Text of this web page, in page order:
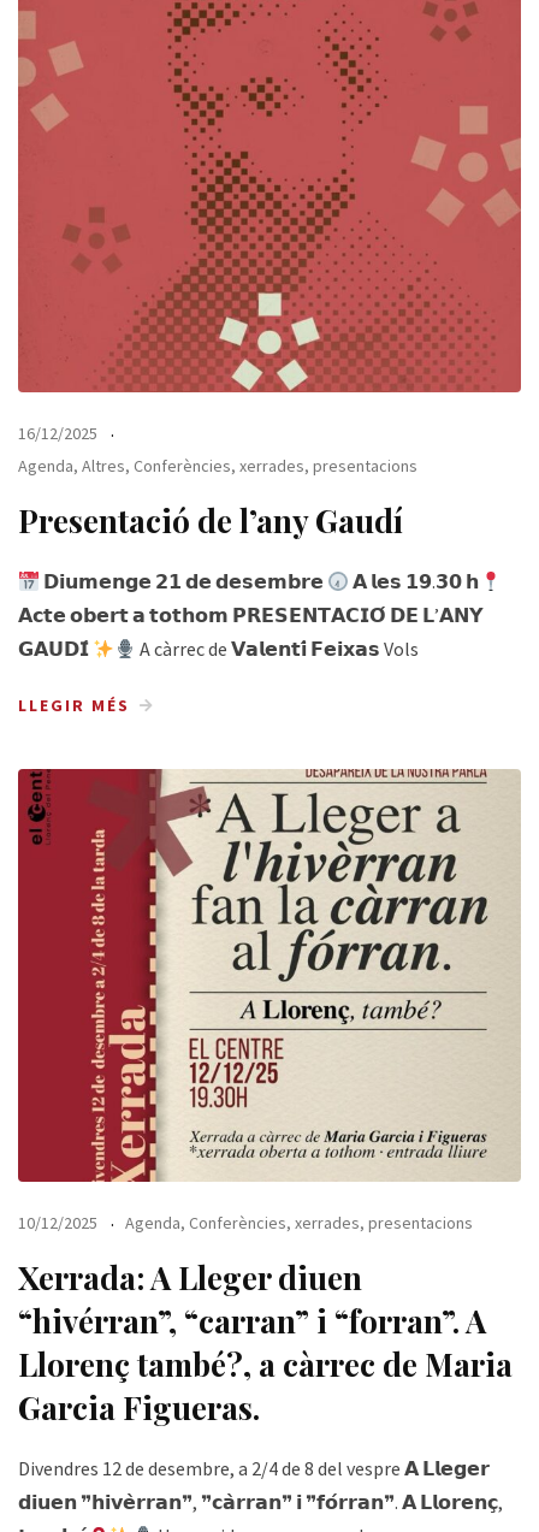
16/12/2025
Agenda, Altres, Conferències, xerrades, presentacions
Presentació de l’any Gaudí
𝗗𝗶𝘂𝗺𝗲𝗻𝗴𝗲 𝟮𝟭 𝗱𝗲 𝗱𝗲𝘀𝗲𝗺𝗯𝗿𝗲
𝗔 𝗹𝗲𝘀 𝟭𝟵.𝟯𝟬 𝗵
𝗔𝗰𝘁𝗲 𝗼𝗯𝗲𝗿𝘁 𝗮 𝘁𝗼𝘁𝗵𝗼𝗺 𝗣𝗥𝗘𝗦𝗘𝗡𝗧𝗔𝗖𝗜𝗢́ 𝗗𝗘 𝗟’𝗔𝗡𝗬
𝗚𝗔𝗨𝗗𝗜́
A càrrec de 𝗩𝗮𝗹𝗲𝗻𝘁𝗶́ 𝗙𝗲𝗶𝘅𝗮𝘀 Vols
LLEGIR MÉS
10/12/2025 Agenda, Conferències, xerrades, presentacions
Xerrada: A Lleger diuen
“hivérran”, “carran” i “forran”. A
Llorenç també?, a càrrec de Maria
Garcia Figueras.
Divendres 12 de desembre, a 2/4 de 8 del vespre 𝗔 𝗟𝗹𝗲𝗴𝗲𝗿
𝗱𝗶𝘂𝗲𝗻 ❞𝗵𝗶𝘃𝗲̀𝗿𝗿𝗮𝗻❞, ❞𝗰𝗮̀𝗿𝗿𝗮𝗻❞ 𝗶 ❞𝗳𝗼́𝗿𝗿𝗮𝗻❞. 𝗔 𝗟𝗹𝗼𝗿𝗲𝗻𝗰̧,